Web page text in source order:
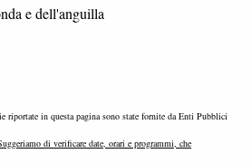
e dell'anguilla
riportate in questa pagina sono state fornite da Enti Pubblici
di verificare date, orari e programmi, che